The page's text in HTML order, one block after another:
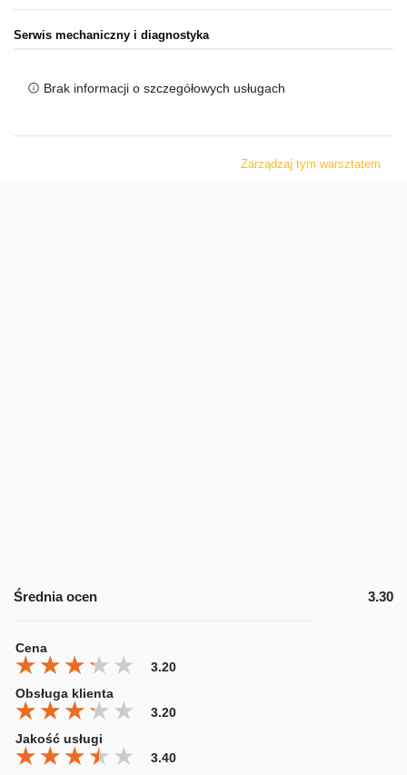
Serwis mechaniczny i diagnostyka
Brak informacji o szczegółowych usługach
Zarządzaj tym warsztatem
Średnia ocen 3.30
Cena
3.20
★★★★★
★★★★★
★★★★★
Obsługa klienta
3.20
★★★★★
★★★★★
★★★★★
Jakość usługi
3.40
★★★★★
★★★★★
★★★★★